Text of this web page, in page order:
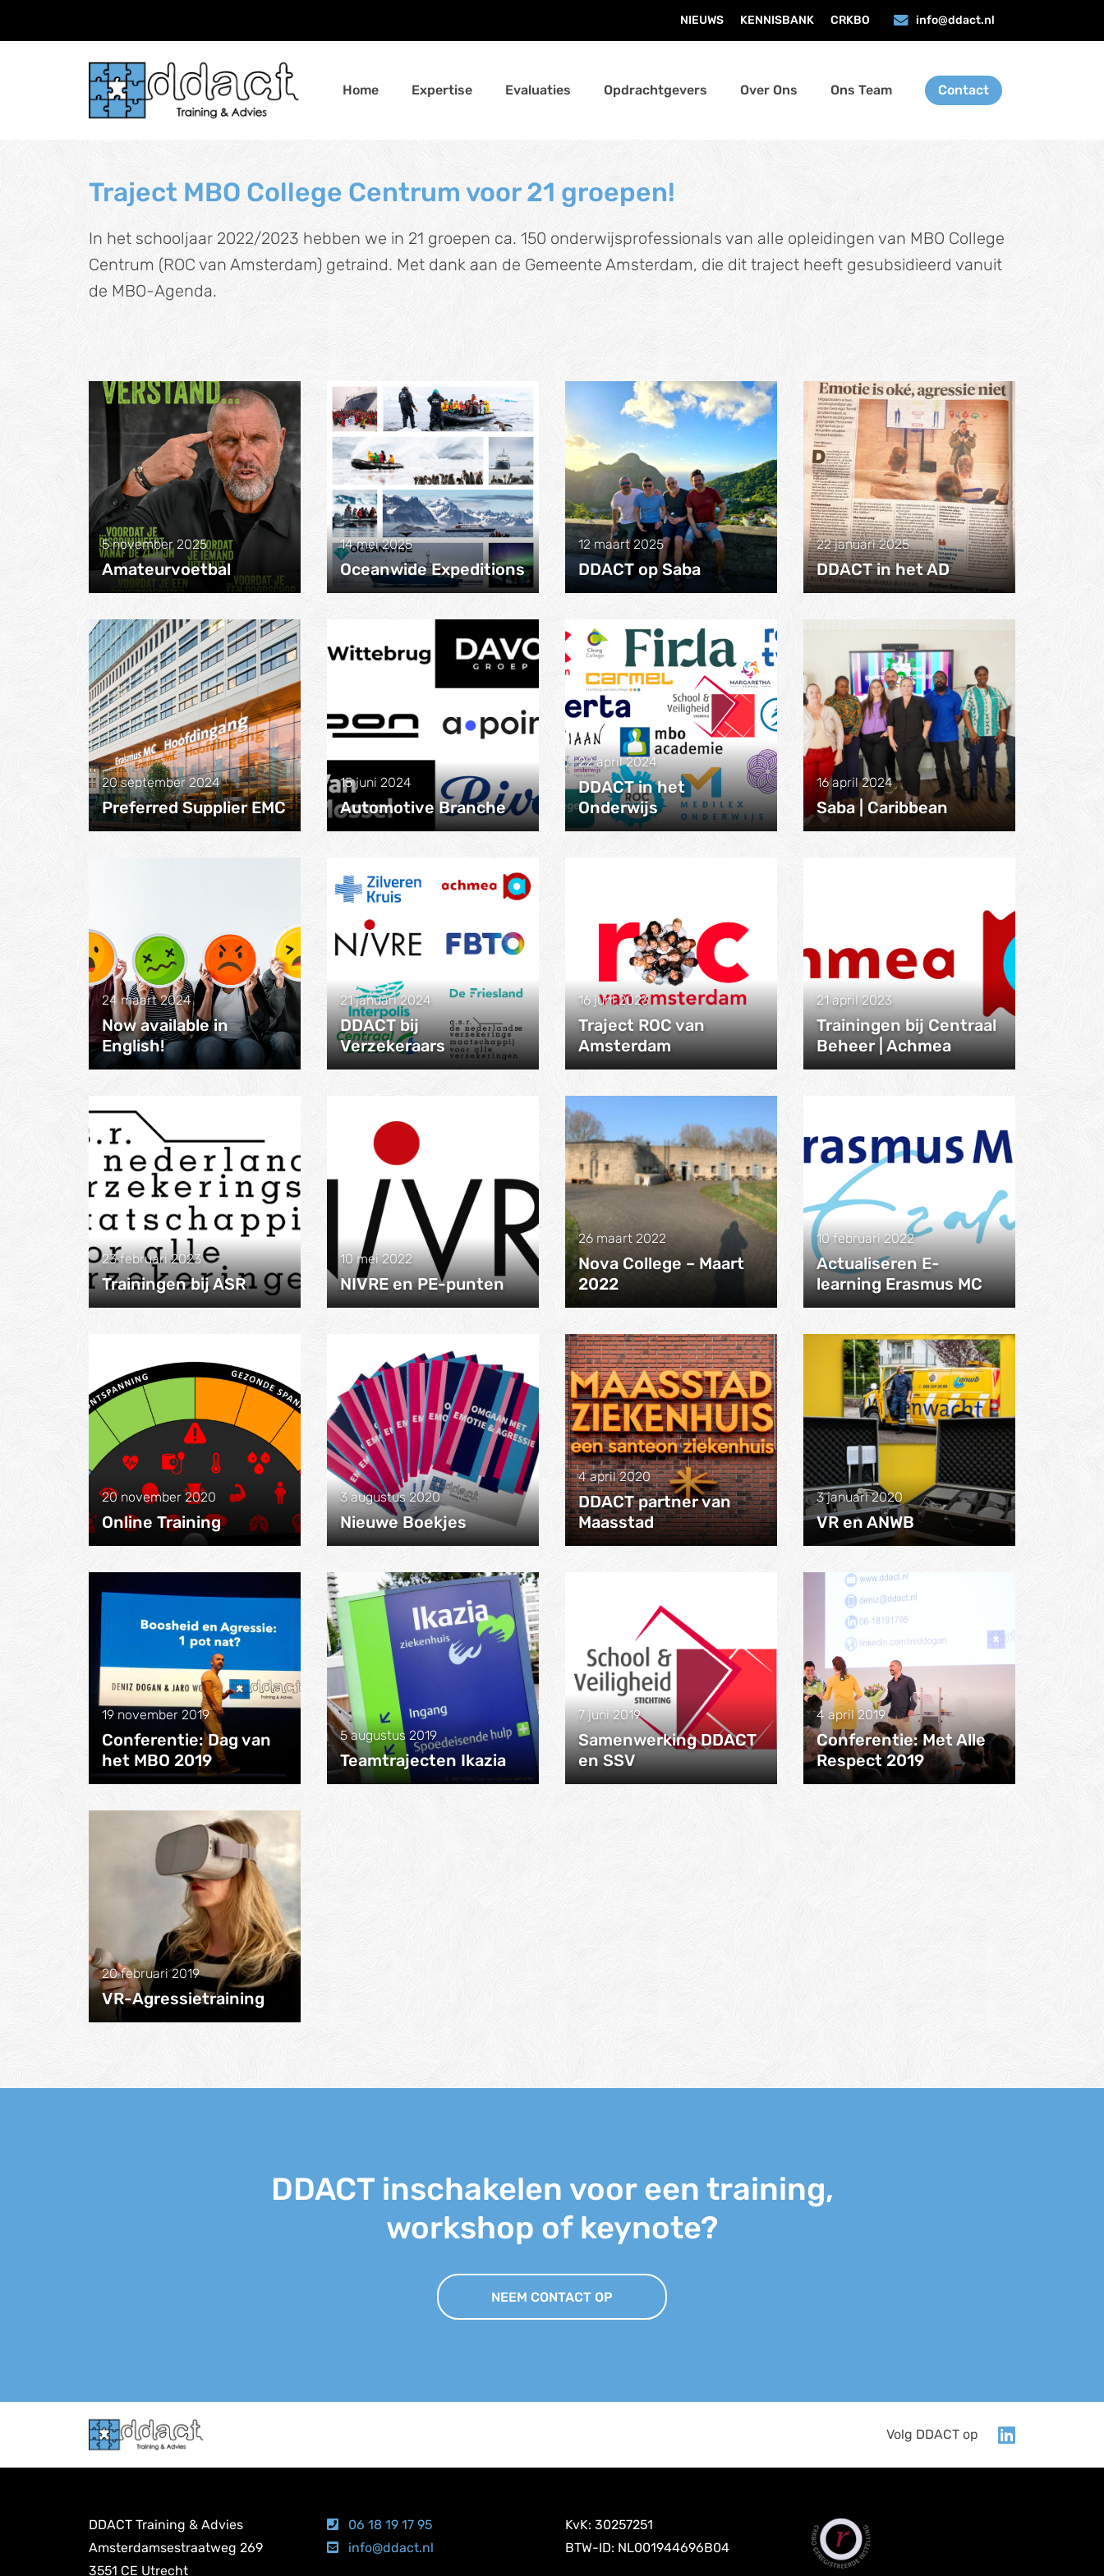
NIEUWS KENNISBANK CRKBO info@ddact.nl
Home Expertise Evaluaties Opdrachtgevers Over Ons Ons Team Contact
Traject MBO College Centrum voor 21 groepen!
In het schooljaar 2022/2023 hebben we in 21 groepen ca. 150 onderwijsprofessionals van alle opleidingen van MBO College
Centrum (ROC van Amsterdam) getraind. Met dank aan de Gemeente Amsterdam, die dit traject heeft gesubsidieerd vanuit
de MBO-Agenda.
5 november 2025
Amateurvoetbal
14 mei 2025
Oceanwide Expeditions
12 maart 2025
DDACT op Saba
22 januari 2025
DDACT in het AD
20 september 2024
Preferred Supplier EMC
15 juni 2024
Automotive Branche
22 april 2024
DDACT in het
Onderwijs
16 april 2024
Saba | Caribbean
24 maart 2024
Now available in
English!
21 januari 2024
DDACT bij
Verzekeraars
16 juni 2023
Traject ROC van
Amsterdam
21 april 2023
Trainingen bij Centraal
Beheer | Achmea
23 februari 2023
Trainingen bij ASR
10 mei 2022
NIVRE en PE-punten
26 maart 2022
Nova College – Maart
2022
10 februari 2022
Actualiseren E-
learning Erasmus MC
20 november 2020
Online Training
3 augustus 2020
Nieuwe Boekjes
4 april 2020
DDACT partner van
Maasstad
3 januari 2020
VR en ANWB
19 november 2019
Conferentie: Dag van
het MBO 2019
5 augustus 2019
Teamtrajecten Ikazia
7 juni 2019
Samenwerking DDACT
en SSV
4 april 2019
Conferentie: Met Alle
Respect 2019
20 februari 2019
VR-Agressietraining
DDACT inschakelen voor een training,
workshop of keynote?
NEEM CONTACT OP
Volg DDACT op
DDACT Training & Advies
Amsterdamsestraatweg 269
3551 CE Utrecht
06 18 19 17 95
info@ddact.nl
KvK: 30257251
BTW-ID: NL001944696B04